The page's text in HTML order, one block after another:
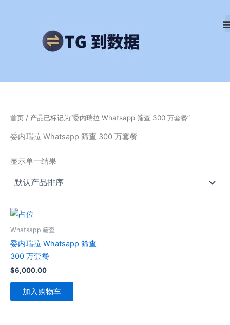
首页 / 产品已标记为“委内瑞拉 Whatsapp 筛查 300 万套餐”
委内瑞拉 Whatsapp 筛查 300 万套餐
显示单一结果
Whatsapp 筛查
委内瑞拉 Whatsapp 筛查
300 万套餐
$6,000.00
加入购物车